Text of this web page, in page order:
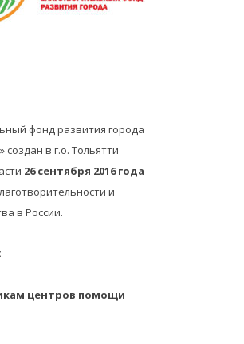
фонд развития города
создан в г.о. Тольятти
26 сентября 2016 года
и
в России.
центров помощи